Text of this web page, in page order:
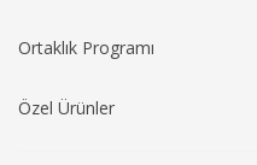
Ortaklık Programı
Özel Ürünler